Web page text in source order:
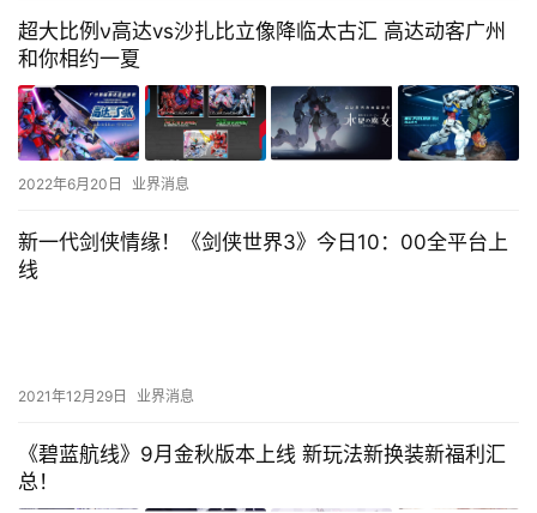
超大比例ν高达vs沙扎比立像降临太古汇 高达动客广州
和你相约一夏
2022年6月20日 业界消息
新一代剑侠情缘！《剑侠世界3》今日10：00全平台上
线
2021年12月29日 业界消息
《碧蓝航线》9月金秋版本上线 新玩法新换装新福利汇
总！